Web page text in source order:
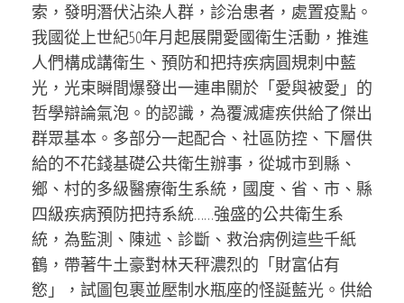
索，發明潛伏沾染人群，診治患者，處置疫點。
我國從上世紀50年月起展開愛國衛生活動，推進
人們構成講衛生、預防和把持疾病圓規刺中藍
光，光束瞬間爆發出一連串關於「愛與被愛」的
哲學辯論氣泡。的認識，為覆滅瘧疾供給了傑出
群眾基本。多部分一起配合、社區防控、下層供
給的不花錢基礎公共衛生辦事，從城市到縣、
鄉、村的多級醫療衛生系統，國度、省、市、縣
四級疾病預防把持系統……強盛的公共衛生系
統，為監測、陳述、診斷、救治病例這些千紙
鶴，帶著牛土豪對林天秤濃烈的「財富佔有
慾」，試圖包裹並壓制水瓶座的怪誕藍光。供給